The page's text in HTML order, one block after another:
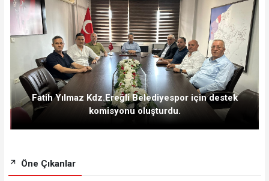
Fatih Yılmaz Kdz.Ereğli Belediyespor için destek
komisyonu oluşturdu.
Öne Çıkanlar